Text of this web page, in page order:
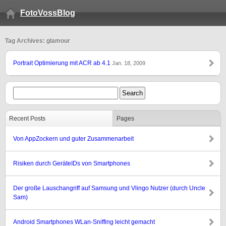
FotoVossBlog
Tag Archives: glamour
Portrait Optimierung mit ACR ab 4.1 Jan. 18, 2009
Recent Posts Pages
Von AppZockern und guter Zusammenarbeit
Risiken durch GeräteIDs von Smartphones
Der große Lauschangriff auf Samsung und Vlingo Nutzer (durch Uncle
Sam)
Android Smartphones WLan-Sniffing leicht gemacht